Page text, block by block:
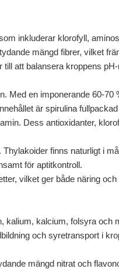
inkluderar klorofyll,
mängd fibrer, vilket
att balansera kroppens
en imponerande 60-70
är spirulina
Dess antioxidanter,
finns naturligt i
för aptitkontroll.
vilket ger både näring
kalium, kalcium, folsyra och
och syretransport i
mängd nitrat och